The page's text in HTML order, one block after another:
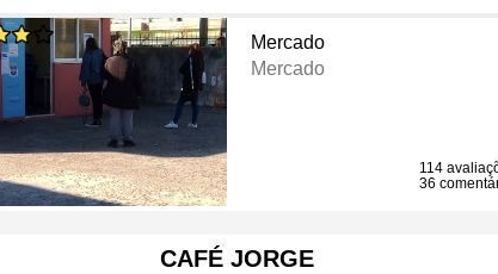
Mercado
Mercado
114
36
CAFÉ JORGE